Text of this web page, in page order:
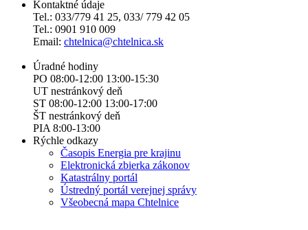
Kontaktné údaje
Tel.: 033/779 41 25, 033/ 779 42 05
Tel.: 0901 910 009
Email: chtelnica@chtelnica.sk
Úradné hodiny
PO 08:00-12:00 13:00-15:30
UT nestránkový deň
ST 08:00-12:00 13:00-17:00
ŠT nestránkový deň
PIA 8:00-13:00
Rýchle odkazy
Časopis Energia pre krajinu
Elektronická zbierka zákonov
Katastrálny portál
Ústredný portál verejnej správy
Všeobecná mapa Chtelnice